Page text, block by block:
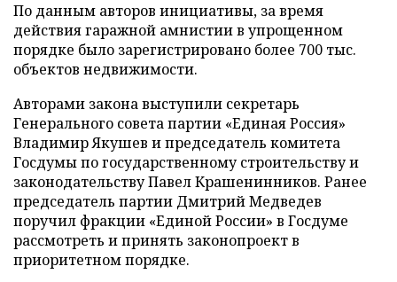
По данным авторов инициативы, за время
действия гаражной амнистии в упрощенном
порядке было зарегистрировано более 700 тыс.
объектов недвижимости.
Авторами закона выступили секретарь
Генерального совета партии «Единая Россия»
Владимир Якушев и председатель комитета
Госдумы по государственному строительству и
законодательству Павел Крашенинников. Ранее
председатель партии Дмитрий Медведев
поручил фракции «Единой России» в Госдуме
рассмотреть и принять законопроект в
приоритетном порядке.